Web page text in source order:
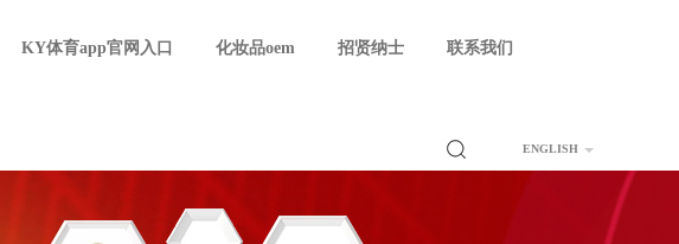
KY体育app官网入口 化妆品oem 招贤纳士 联系我们
ENGLISH